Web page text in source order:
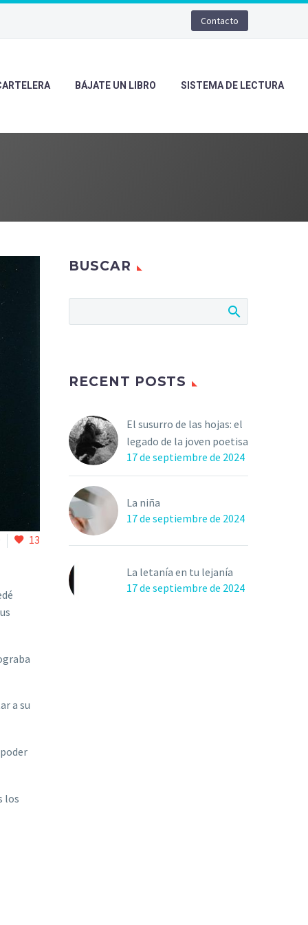
Contacto
BÁJATE UN LIBRO SISTEMA DE LECTURA
13
a su
los
BUSCAR
RECENT POSTS
El susurro de las hojas: el
legado de la joven poetisa
17 de septiembre de 2024
La niña
17 de septiembre de 2024
La letanía en tu lejanía
17 de septiembre de 2024